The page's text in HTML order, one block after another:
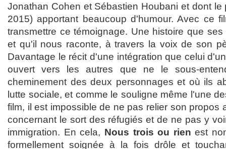
Jonathan Cohen et Sébastien Houbani et dont le
2015) apportant beaucoup d'humour. Avec ce
transmettre ce témoignage. Une histoire que
et qu'il nous raconte, à travers la voix de son
Davantage le récit d'une intégration que celui
ouvert vers les autres que ne le sous-
cheminement des deux personnages et où ils
lutte sociale, et comme le souligne même l'une
film, il est impossible de ne pas relier son propos
concernant le sort des réfugiés et de ne pas y
immigration. En cela, Nous trois ou rien est
formellement soignée à la fois drôle et